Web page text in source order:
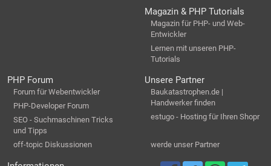
Magazin & PHP Tutorials
Magazin für PHP- und Web-
Entwickler
Lernen mit unseren PHP-
Tutorials
PHP Forum
Forum für Webentwickler
PHP-Developer Forum
SEO - Suchmaschinen Tricks
und Tipps
off-topic Diskussionen
Unsere Partner
Baukatastrophen.de |
Handwerker finden
estugo - Hosting für Ihren Shopr
werde unser Partner